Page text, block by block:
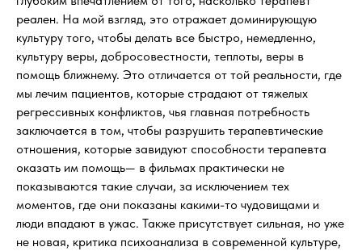
реален. На мой взгляд, это отражает доминирующую
культуру того, чтобы делать все быстро, немедленно,
культуру веры, добросовестности, теплоты, веры в
помощь ближнему. Это отличается от той реальности, где
мы лечим пациентов, которые страдают от тяжелых
регрессивных конфликтов, чья главная потребность
заключается в том, чтобы разрушить терапевтические
отношения, которые завидуют способности терапевта
оказать им помощь— в фильмах практически не
показываются такие случаи, за исключением тех
моментов, где они показаны какими-то чудовищами и
люди впадают в ужас. Также присутствует сильная, но уже
не новая, критика психоанализа в современной культуре,